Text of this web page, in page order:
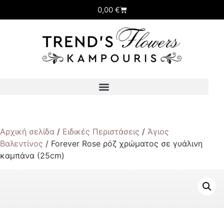
0,00 €
Αρχική σελίδα / Ειδικές Περιστάσεις / Άγιος
Βαλεντίνος / Forever Rose ρόζ χρώματος σε γυάλινη
καμπάνα (25cm)